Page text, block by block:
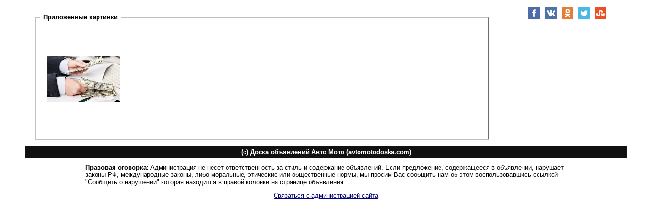
Приложенные картинки
(c) Доска объявлений Авто Мото (avtomotodoska.com)
Правовая оговорка: Администрация не несет ответственность за стиль и содержание объявлений. Если предложение, содержащееся в объявлении, нарушает
законы РФ, международные законы, либо моральные, этические или общественные нормы, мы просим Вас сообщить нам об этом воспользовавшись ссылкой
"Сообщить о нарушении" которая находится в правой колонке на странице объявления.
Связаться с администрацией сайта